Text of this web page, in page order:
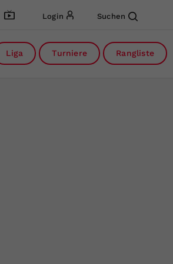
Login Suchen
Liga Turniere Rangliste